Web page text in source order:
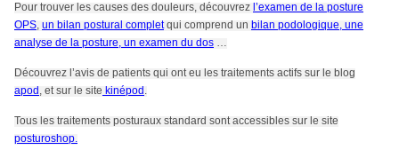
Pour trouver les causes des douleurs, découvrez l’examen de la posture
OPS, un bilan postural completqui comprend un bilan podologique, une
analyse de la posture, un examen du dos …
Découvrez l’avis de patients qui ont eu les traitements actifs sur le blog
apod , et sur le site kinépod .
Tous les traitements posturaux standard sont accessibles sur le site
posturoshop.